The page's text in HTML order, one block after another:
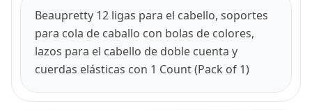
Beaupretty 12 ligas para el cabello, soportes
para cola de caballo con bolas de colores,
lazos para el cabello de doble cuenta y
cuerdas elásticas con 1 Count (Pack of 1)